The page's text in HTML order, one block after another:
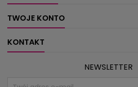
TWOJE KONTO
KONTAKT
NEWSLETTER